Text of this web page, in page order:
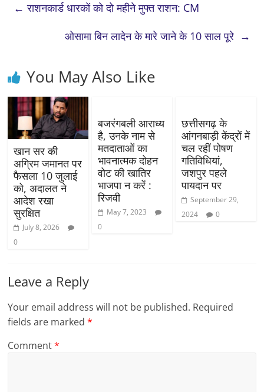
← राशनकार्ड धारकों को दो महीने मुफ्त राशन: CM
ओसामा बिन लादेन के मारे जाने के 10 साल पूरे →
You May Also Like
खान सर की
अग्रिम जमानत पर
फैसला 10 जुलाई
को, अदालत ने
आदेश रखा
सुरक्षित
July 8, 2026
0
बजरंगबली आराध्य
है, उनके नाम से
मतदाताओं का
भावनात्मक दोहन
वोट की खातिर
भाजपा न करें :
रिजवी
May 7, 2023
0
छत्तीसगढ़ के
आंगनबाड़ी केंद्रों में
चल रहीं पोषण
गतिविधियां,
जशपुर पहले
पायदान पर
September 29,
2024
0
Leave a Reply
Your email address will not be published. Required
fields are marked*
Comment*